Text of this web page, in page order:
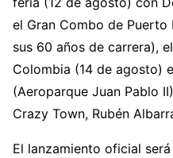
el Gran Combo de
sus 60 años de carrera),
Colombia (14 de agosto)
(Aeroparque Juan Pablo
Crazy Town, Rubén
El lanzamiento oficial